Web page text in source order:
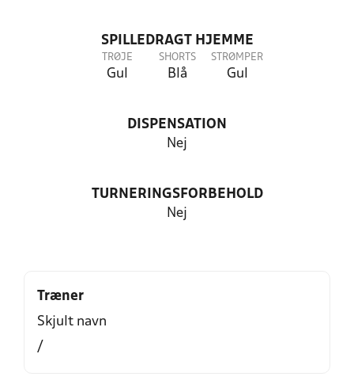
SPILLEDRAGT HJEMME
TRØJE
Gul
SHORTS
Blå
STRØMPER
Gul
DISPENSATION
Nej
TURNERINGSFORBEHOLD
Nej
Træner
Skjult navn
/